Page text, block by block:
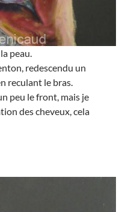
peau.
redescendu un
reculant le bras.
peu le front, mais je
des cheveux, cela